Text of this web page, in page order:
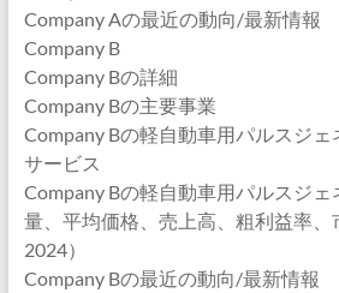
Company Aの最近の動向/最新情報
Company B
Company Bの詳細
Company Bの主要事業
Company Bの軽自動車用パルスジ
サービス
Company Bの軽自動車用パルスジ
量、平均価格、売上高、粗利益率
2024）
Company Bの最近の動向/最新情報